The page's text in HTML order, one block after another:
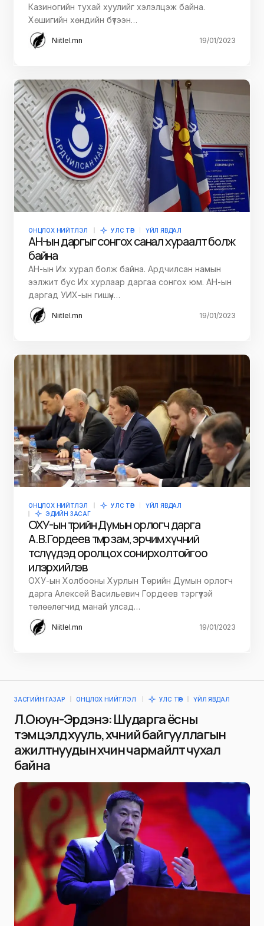
Казиногийн тухай хуулийг хэлэлцэж байна.
Хөшигийн хөндийн бүтээн…
Niitlel.mn 19/01/2023
ОНЦЛОХ НИЙТЛЭЛ УЛС ТӨР ҮЙЛ ЯВДАЛ
АН-ын даргыг сонгох санал хураалт болж
байна
АН-ын Их хурал болж байна. Ардчилсан намын
ээлжит бус Их хурлаар даргаа сонгох юм. АН-ын
даргад УИХ-ын гишүүн…
Niitlel.mn 19/01/2023
ОНЦЛОХ НИЙТЛЭЛ УЛС ТӨР
ҮЙЛ ЯВДАЛ
ЭДИЙН ЗАСАГ
ОХУ-ын төрийн Думын орлогч дарга
А.В.Гордеев төмөр зам, эрчим хүчний
төслүүдэд оролцох сонирхолтойгоо
илэрхийлэв
ОХУ-ын Холбооны Хурлын Төрийн Думын орлогч
дарга Алексей Васильевич Гордеев тэргүүтэй
төлөөлөгчид манай улсад…
Niitlel.mn 19/01/2023
ЗАСГИЙН ГАЗАР ОНЦЛОХ НИЙТЛЭЛ УЛС ТӨР ҮЙЛ ЯВДАЛ
Л.Оюун-Эрдэнэ: Шударга ёсны
тэмцэлд хууль, хүчний байгууллагын
ажилтнуудын хүчин чармайлт чухал
байна